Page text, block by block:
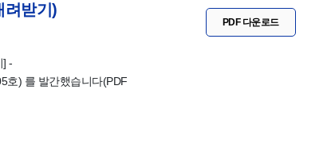
려받기)
] -
호) 를 발간했습니다(PDF
PDF 다운로드